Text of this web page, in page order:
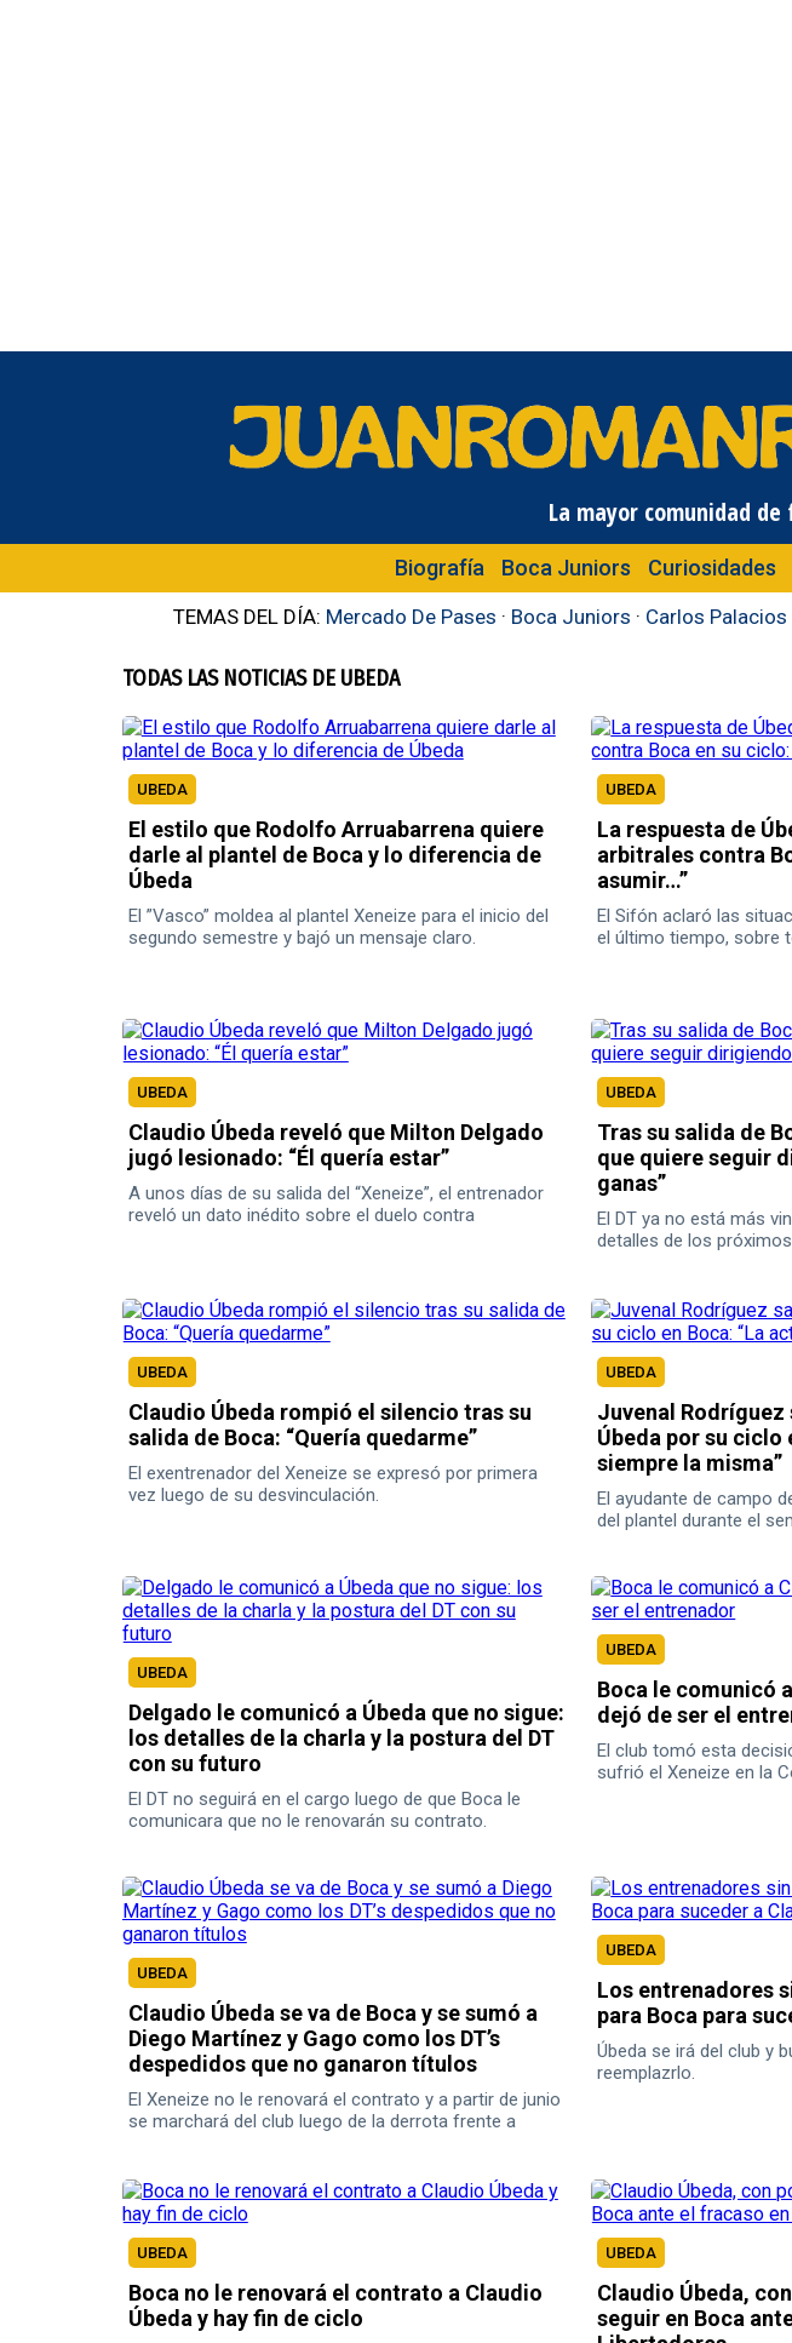
La mayor comunidad de
Biografía Boca Juniors Curiosidades
TEMAS DEL DÍA: Mercado De Pases · Boca Juniors · Carlos Palacios
TODAS LAS NOTICIAS DE UBEDA
UBEDA
El estilo que Rodolfo Arruabarrena quiere
darle al plantel de Boca y lo diferencia de
Úbeda
El ”Vasco” moldea al plantel Xeneize para el inicio del
segundo semestre y bajó un mensaje claro.
UBEDA
La respuesta de
arbitrales contra
asumir…”
El Sifón aclaró las
el último tiempo, sobre
UBEDA
Claudio Úbeda reveló que Milton Delgado
jugó lesionado: “Él quería estar”
A unos días de su salida del “Xeneize”, el entrenador
reveló un dato inédito sobre el duelo contra
UBEDA
Tras su salida de
que quiere seguir
ganas”
El DT ya no está más
detalles de los
UBEDA
Claudio Úbeda rompió el silencio tras su
salida de Boca: “Quería quedarme”
El exentrenador del Xeneize se expresó por primera
vez luego de su desvinculación.
UBEDA
Juvenal Rodríguez
Úbeda por su ciclo
siempre la misma”
El ayudante de campo
del plantel durante el
UBEDA
Delgado le comunicó a Úbeda que no sigue:
los detalles de la charla y la postura del DT
con su futuro
El DT no seguirá en el cargo luego de que Boca le
comunicara que no le renovarán su contrato.
UBEDA
Boca le comunicó
dejó de ser el
El club tomó esta
sufrió el Xeneize en la
UBEDA
Claudio Úbeda se va de Boca y se sumó a
Diego Martínez y Gago como los DT’s
despedidos que no ganaron títulos
El Xeneize no le renovará el contrato y a partir de junio
se marchará del club luego de la derrota frente a
UBEDA
Los entrenadores
para Boca para
Úbeda se irá del club y
reemplazrlo.
UBEDA
Boca no le renovará el contrato a Claudio
Úbeda y hay fin de ciclo
UBEDA
Claudio Úbeda,
seguir en Boca